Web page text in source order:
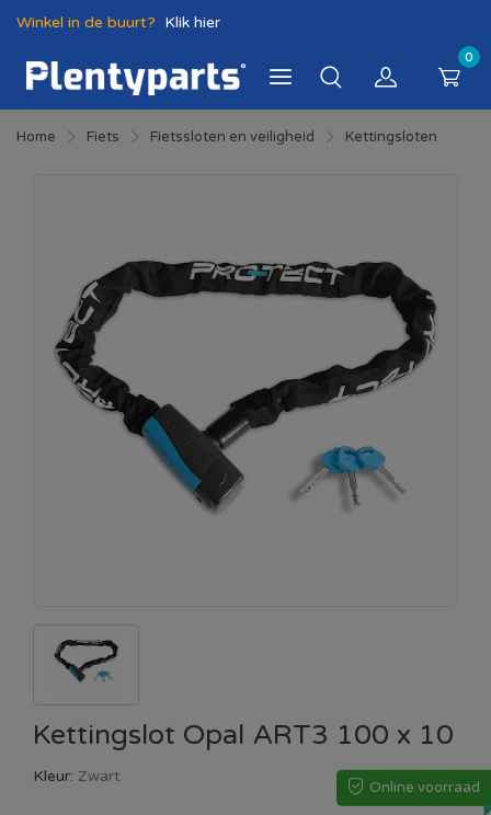
Winkel in de buurt? Klik hier
0
Home Fiets Fietssloten en veiligheid Kettingsloten
Kettingslot Opal ART3 100 x 10
Kleur: Zwart
Online voorraad